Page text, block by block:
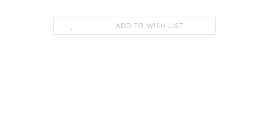
ADD TO WISH LIST